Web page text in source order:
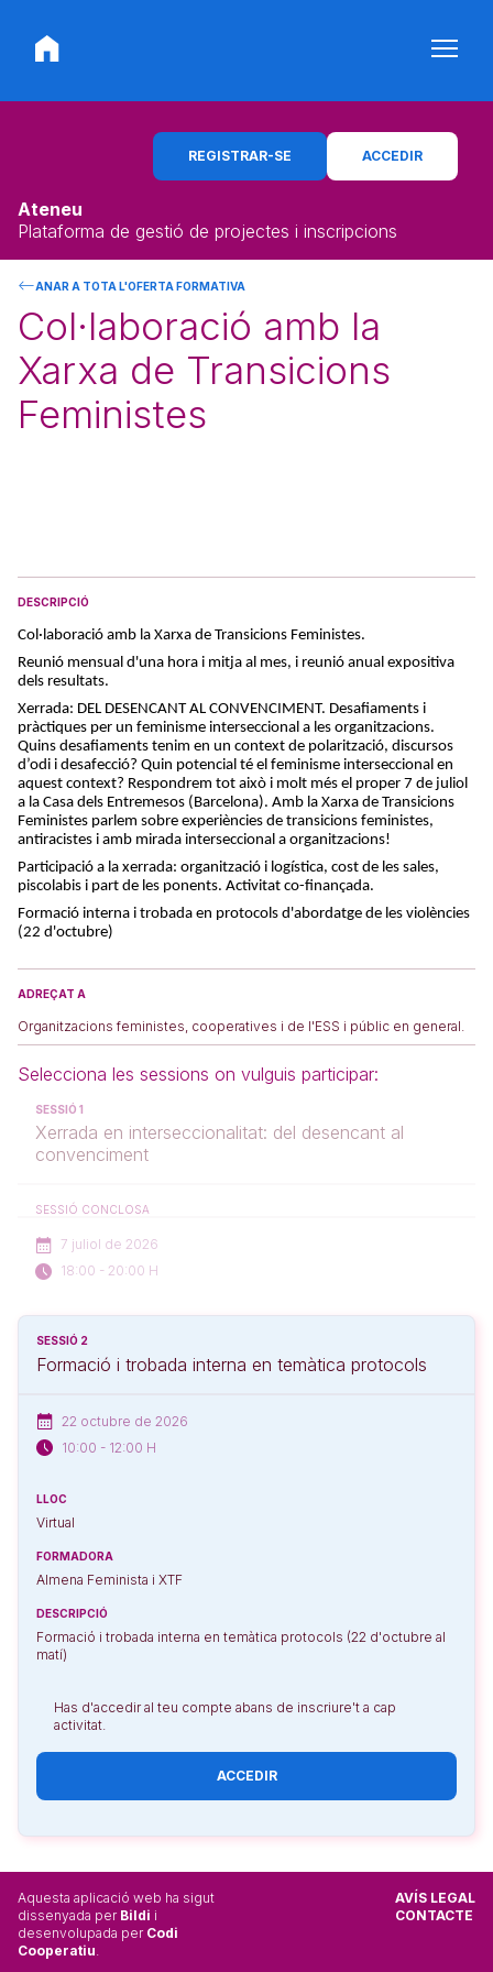
Ateneu
Plataforma de gestió de projectes i inscripcions
REGISTRAR-SE ACCEDIR
ANAR A TOTA L'OFERTA FORMATIVA
Col·laboració amb la
Xarxa de Transicions
Feministes
DESCRIPCIÓ
Col·laboració amb la Xarxa de Transicions Feministes.
Reunió mensual d'una hora i mitja al mes, i reunió anual expositiva
dels resultats.
Xerrada: DEL DESENCANT AL CONVENCIMENT. Desafiaments i
pràctiques per un feminisme interseccional a les organitzacions.
Quins desafiaments tenim en un context de polarització, discursos
d’odi i desafecció? Quin potencial té el feminisme interseccional en
aquest context? Respondrem tot això i molt més el proper 7 de juliol
a la Casa dels Entremesos (Barcelona). Amb la Xarxa de Transicions
Feministes parlem sobre experiències de transicions feministes,
antiracistes i amb mirada interseccional a organitzacions!
Participació a la xerrada: organització i logística, cost de les sales,
piscolabis i part de les ponents. Activitat co-finançada.
Formació interna i trobada en protocols d'abordatge de les violències
(22 d'octubre)
ADREÇAT A
Organitzacions feministes, cooperatives i de l'ESS i públic en general.
Selecciona les sessions on vulguis participar:
SESSIÓ 1
Xerrada en interseccionalitat: del desencant al
convenciment
SESSIÓ CONCLOSA
7 juliol de 2026
18:00 - 20:00 H
SESSIÓ 2
Formació i trobada interna en temàtica protocols
22 octubre de 2026
10:00 - 12:00 H
LLOC
Virtual
FORMADORA
Almena Feminista i XTF
DESCRIPCIÓ
Formació i trobada interna en temàtica protocols (22 d'octubre al
matí)
Has d'accedir al teu compte abans de inscriure't a cap
activitat.
ACCEDIR
Aquesta aplicació web ha sigut
dissenyada per Bildi i
desenvolupada per Codi
Cooperatiu
AVÍS LEGAL
CONTACTE